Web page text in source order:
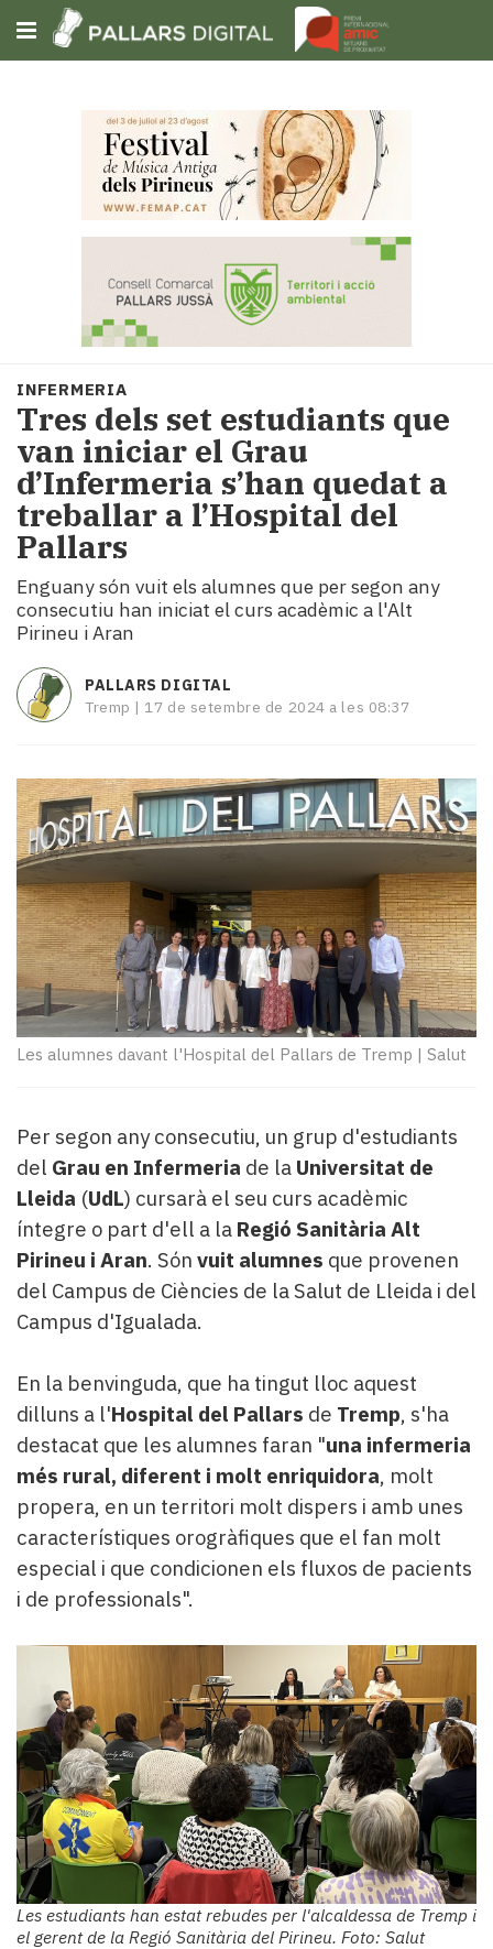
Subscriu-t'hi
Portada
Societat
Política
municipis
Economia
i
turisme
Cultura
Esports
Mai
tant!
TV
i
mitjans
Reportatges
Entrevistes
Enquestes
A
escena!
Dis
la
teva!
Subscriptors
La
newsletter
del
patrocinat
Lo
més
llegit...
Editorial
INFERMERIA
Tres dels set estudiants que
van iniciar el Grau
d’Infermeria s’han quedat a
treballar a l’Hospital del
Pallars
Enguany són vuit els alumnes que per segon any
consecutiu han iniciat el curs acadèmic a l'Alt
Pirineu i Aran
PALLARS DIGITAL
Tremp | 17 de setembre de 2024 a les 08:37
Les alumnes davant l'Hospital del Pallars de Tremp | Salut
Per segon any consecutiu, un grup d'estudiants
del Grau en Infermeria de la Universitat de
Lleida (UdL) cursarà el seu curs acadèmic
íntegre o part d'ell a la Regió Sanitària Alt
Pirineu i Aran. Són vuit alumnes que provenen
del Campus de Ciències de la Salut de Lleida i del
Campus d'Igualada.
En la benvinguda, que ha tingut lloc aquest
dilluns a l'Hospital del Pallars de Tremp, s'ha
destacat que les alumnes faran "una infermeria
més rural, diferent i molt enriquidora, molt
propera, en un territori molt dispers i amb unes
característiques orogràfiques que el fan molt
especial i que condicionen els fluxos de pacients
i de professionals".
Les estudiants han estat rebudes per l'alcaldessa de Tremp i
el gerent de la Regió Sanitària del Pirineu. Foto: Salut